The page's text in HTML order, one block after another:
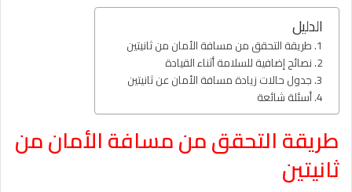
الدليل
طريقة التحقق من مسافة الأمان من ثانيتين
نصائح إضافية للسلامة أثناء القيادة
جدول حالات زيادة مسافة الأمان عن ثانيتين
أسئلة شائعة
طريقة التحقق من مسافة الأمان من
ثانيتين